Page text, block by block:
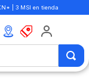
| 3 MSI en tienda